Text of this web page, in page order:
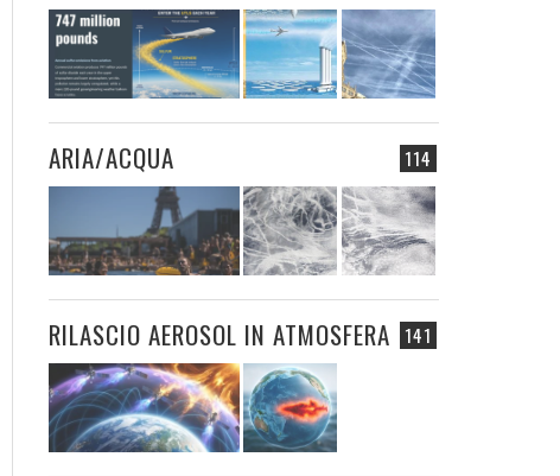
114
ARIA/ACQUA
141
RILASCIO AEROSOL IN ATMOSFERA